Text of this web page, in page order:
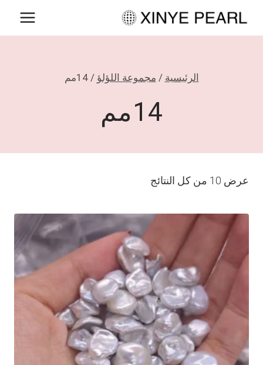
التجاوز
إلى
الرئيسية / مجموعة اللؤلؤ / 14مم
14مم
عرض ⁦10⁩ من كل النتائج